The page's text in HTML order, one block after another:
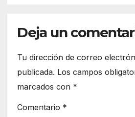
Deja un
Tu dirección de correo
publicada. Los campos
marcados con *
Comentario *